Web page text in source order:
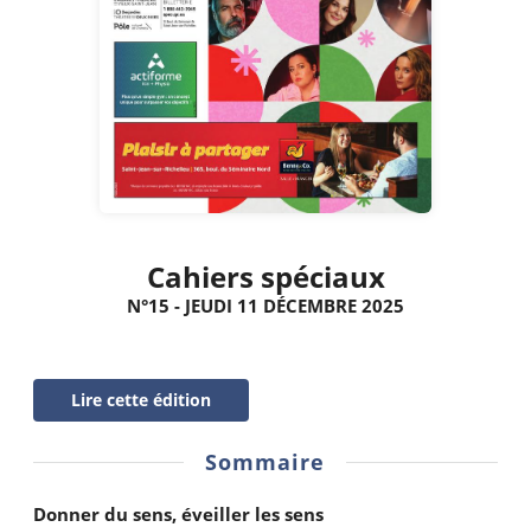
Cahiers spéciaux
N°15 - JEUDI 11 DÉCEMBRE 2025
Lire cette édition
Sommaire
Donner du sens, éveiller les sens